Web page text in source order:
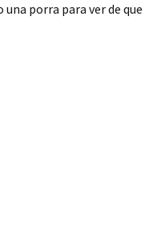
porra para ver de que